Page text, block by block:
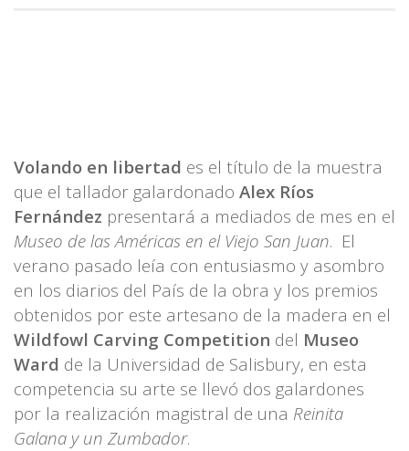
Volando en libertad es el título de la muestra
que el tallador galardonado Alex Ríos
Fernández presentará a mediados de mes en el
Museo de las Américas en el Viejo San Juan. El
verano pasado leía con entusiasmo y asombro
en los diarios del País de la obra y los premios
obtenidos por este artesano de la madera en el
Wildfowl Carving Competition del Museo
Ward de la Universidad de Salisbury, en esta
competencia su arte se llevó dos galardones
por la realización magistral de una Reinita
Galana y un Zumbador.